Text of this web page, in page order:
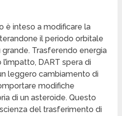
è inteso a modificare la
il periodo orbitale
grande. Trasferendo energia
DART spera di
leggero cambiamento di
modifiche
di un asteroide. Questo
del trasferimento di